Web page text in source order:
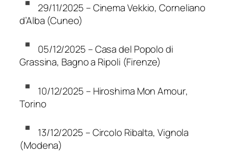
29/11/2025 –Cinema Vekkio, Corneliano
d’Alba (Cuneo)
05/12/2025 –Casa del Popolo di
Grassina, Bagno a Ripoli (Firenze)
10/12/2025 – Hiroshima Mon Amour,
Torino
13/12/2025 –Circolo Ribalta, Vignola
(Modena)